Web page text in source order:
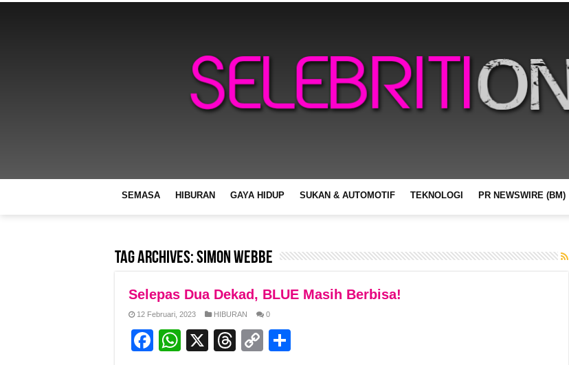
SEMASA HIBURAN GAYA HIDUP SUKAN & AUTOMOTIF TEKNOLOGI PR NEWSWIRE (BM)
Tag Archives:Simon Webbe
Selepas Dua Dekad, BLUE Masih Berbisa!
12 Februari, 2023 HIBURAN 0
F
W X
T
C